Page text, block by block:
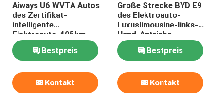
Aiways U6 WVTA Autos
des Zertifikat-
intelligente
Elektroauto-405km
des Übergangsev
Bestpreis
Kontakt
Große Strecke BYD E9
des Elektroauto-
Luxuslimousine-links-
Hand-Antriebs-
185km/h 506km
Bestpreis
Kontakt